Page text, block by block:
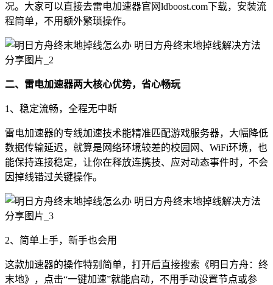
况。大家可以直接去雷电加速器官网ldboost.com下载，安装流
程简单，不用额外繁琐操作。
二、雷电加速器两大核心优势，省心畅玩
1、稳定流畅，全程无中断
雷电加速器的专线加速技术能精准匹配游戏服务器，大幅降低
数据传输延迟，就算是网络环境较差的校园网、WiFi环境，也
能保持连接稳定，让你在释放连携技、应对动态事件时，不会
因掉线错过关键操作。
2、简单上手，新手也会用
这款加速器的操作特别简单，打开后直接搜索《明日方舟：终
末地》，点击“一键加速”就能启动，不用手动设置节点或参